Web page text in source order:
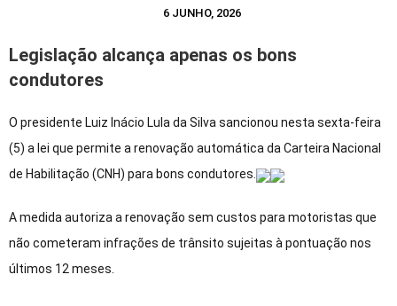
6 JUNHO, 2026
Legislação alcança apenas os bons
condutores
O presidente Luiz Inácio Lula da Silva sancionou nesta sexta-feira
(5) a lei que permite a renovação automática da Carteira Nacional
de Habilitação (CNH) para bons condutores.
A medida autoriza a renovação sem custos para motoristas que
não cometeram infrações de trânsito sujeitas à pontuação nos
últimos 12 meses.